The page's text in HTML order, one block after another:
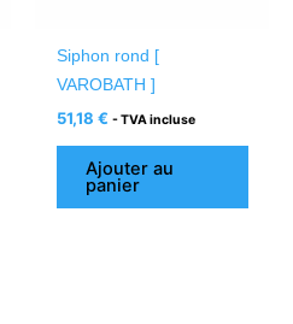
Siphon rond [
VAROBATH ]
51,18 € - TVA incluse
Ajouter au
panier